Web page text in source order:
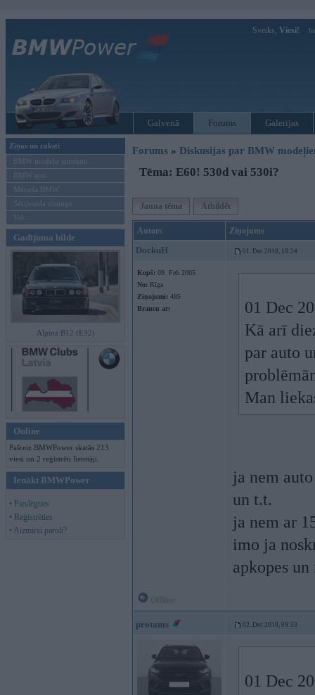
Sveiks, Viesi!
Galvenā Forums Galerijas
Ziņas un raksti
BMW modeļu jaunumi
BMW testi
Mēneša BMW
Sērijveida tūnings
Vel...
Gadījuma bilde
Alpina B12 (E32)
Online
Pašreiz BMWPower skatās 213
viesi un 2 reģistrēti lietotāji.
Ienākt BMWPower
• Pieslēgties
• Reģistrēties
• Aizmirsi paroli?
Forums » Diskusijas par BMW
Tēma: E60! 530d vai 530i?
Jauna tēma Atbildēt
Autors Ziņojums
DockuH 01. Dec 2010, 18:24
Kopš: 09. Feb 2005
No: Rīga
Ziņojumi: 485
Braucu ar:
01 Dec
Kā arī
par auto
Man
ja nem
un t.t.
ja nem ar
imo ja
apkopes
protams 02. Dec 2010, 09:33
01 Dec